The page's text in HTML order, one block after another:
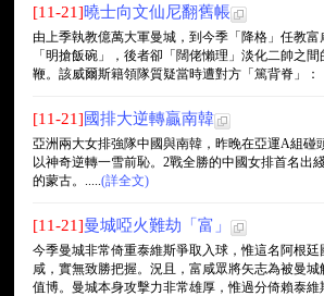
[11-21]曉士向文仙尼翻舊帳
由上季執教億萬大軍曼城，到今季「降格」任教
「明搶飯碗」，後者卻「闊佬懶理」淡化二帥之
鞭。該威爾斯籍領隊質疑當時遭對方「篤背脊」：
[11-21]國排大逆轉贏南韓
亞洲兩大女排強隊中國與南韓，昨晚在亞運A組碰
以神奇逆轉一雪前恥。2戰全勝的中國女排首名出
的蒙古。.....(詳全文)
[11-21]曼城啞火難劫「富」
今季曼城非常倚重泰維斯爭取入球，惟這名阿根
咸，實無致勝把握。況且，富咸眾將矢志為被曼
值博。曼城本身攻擊力非常雄厚，惟過分倚賴泰維